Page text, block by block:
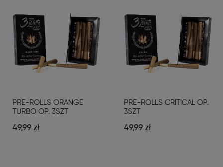
PRE-ROLLS ORANGE
TURBO OP. 3SZT
49,99 zł
PRE-ROLLS CRITICAL OP.
3SZT
49,99 zł